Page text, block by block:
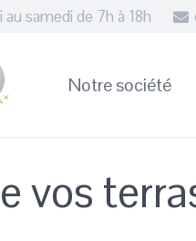
samedi de 7h à 18h
Notre société
vos